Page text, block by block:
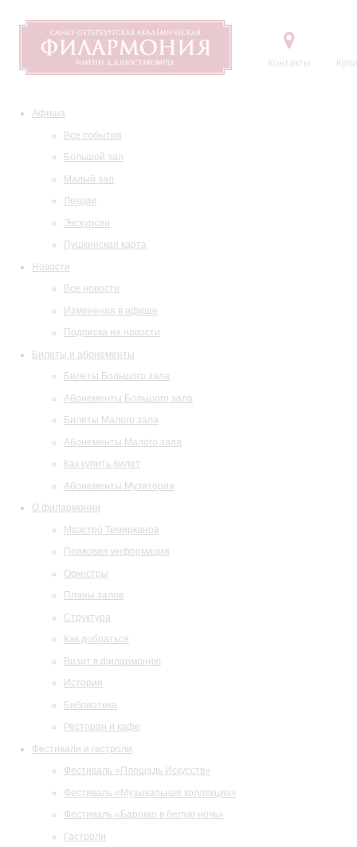
Контакты
Афиша
Все события
Большой зал
Малый зал
Лекции
Экскурсии
Пушкинская карта
Новости
Все новости
Изменения в афише
Подписка на новости
Билеты и абонементы
Билеты Большого зала
Абонементы Большого зала
Билеты Малого зала
Абонементы Малого зала
Как купить билет
Абонементы Музитория
О филармонии
Маэстро Темирканов
Правовая информация
Оркестры
Планы залов
Структура
Как добраться
Визит в филармонию
История
Библиотека
Ресторан и кафе
Фестивали и гастроли
Фестиваль «Площадь Искусств»
Фестиваль «Музыкальная коллекция»
Фестиваль «Барокко в белую ночь»
Гастроли